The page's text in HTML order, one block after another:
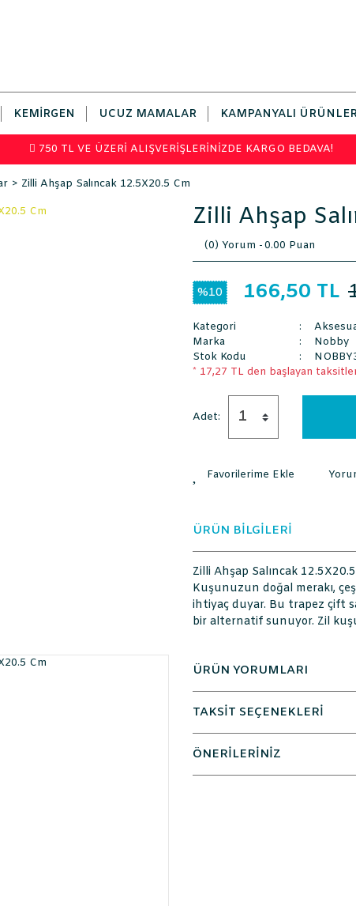
KEMIRGEN UCUZ MAMALAR KAMPANYALI ÜRÜNLER
750 TL VE ÜZERİ ALIŞVERİŞLERİNİZDE KARGO BEDAVA!
Zilli Ahşap Salıncak 12.5X20.5 Cm
Zilli Ahşap
(0) Yorum -0.00 Puan
%10 166,50 TL
Kategori
Marka
Nobby
Stok Kodu
* 17,27 TL den başlayan
Adet:
ÜRÜN BİLGİLERİ
Zilli Ahşap Salıncak
Kuşunuzun doğal merakı,
ihtiyaç duyar. Bu trapez çift
bir alternatif sunuyor. Zil
ÜRÜN YORUMLARI
TAKSİT SEÇENEKLERİ
ÖNERİLERİNİZ